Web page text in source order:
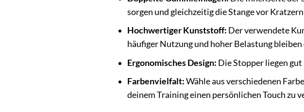
sorgen und gleichzeitig die Stange vor
Hochwertiger Kunststoff: Der verwendete
häufiger Nutzung und hoher Belastung
Ergonomisches Design: Die Stopper liegen
Farbenvielfalt:Wähle aus verschiedenen
deinem Training einen persönlichen Touch zu